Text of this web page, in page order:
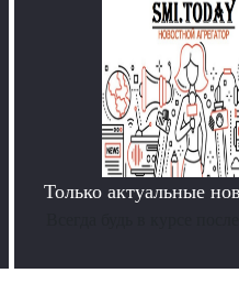
Только актуальные